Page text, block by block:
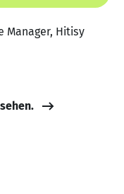
Manager, Hitisy